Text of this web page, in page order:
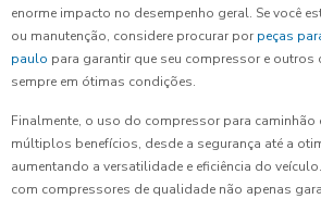
enorme impacto no desempenho geral. Se você
ou manutenção, considere procurar por peças
paulo para garantir que seu compressor e outros
sempre em ótimas condições.
Finalmente, o uso do compressor para caminhão
múltiplos benefícios, desde a segurança até a
aumentando a versatilidade e eficiência do
com compressores de qualidade não apenas